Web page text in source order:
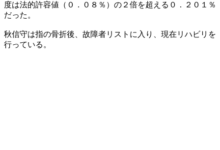
度は法的許容値（０．０８％）の２倍を超える０．２０１％
だった。
秋信守は指の骨折後、故障者リストに入り、現在リハビリを
行っている。